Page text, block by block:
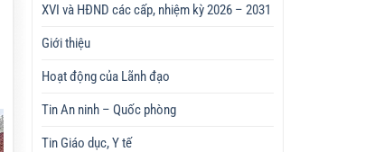
XVI và HĐND các cấp, nhiệm kỳ 2026 – 2031
Giới thiệu
Hoạt động của Lãnh đạo
Tin An ninh – Quốc phòng
Tin Giáo dục, Y tế